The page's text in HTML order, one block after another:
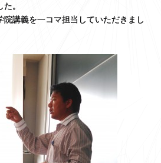
。
院講義を一コマ担当していただきまし